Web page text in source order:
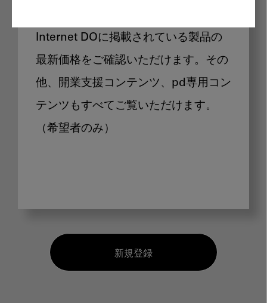
Internet DOに掲載されている製品の
最新価格をご確認いただけます。その
他、開業支援コンテンツ、pd専用コン
テンツもすべてご覧いただけます。
（希望者のみ）
新規登録